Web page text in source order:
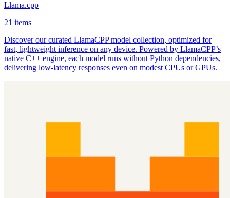
Llama.cpp
21 items
Discover our curated LlamaCPP model collection, optimized for
fast, lightweight inference on any device. Powered by LlamaCPP’s
native C++ engine, each model runs without Python dependencies,
delivering low‑latency responses even on modest CPUs or GPUs.